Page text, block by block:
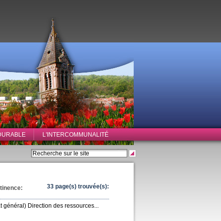
L'INTERCOMMUNALITÉ
33 page(s) trouvée(s):
général) Direction des ressources...